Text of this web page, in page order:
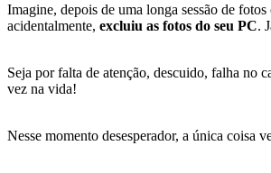
Imagine, depois de uma longa sessão de
acidentalmente, excluiu as fotos do seu PC.
Seja por falta de atenção, descuido, falha no
vez na vida!
Nesse momento desesperador, a única coisa